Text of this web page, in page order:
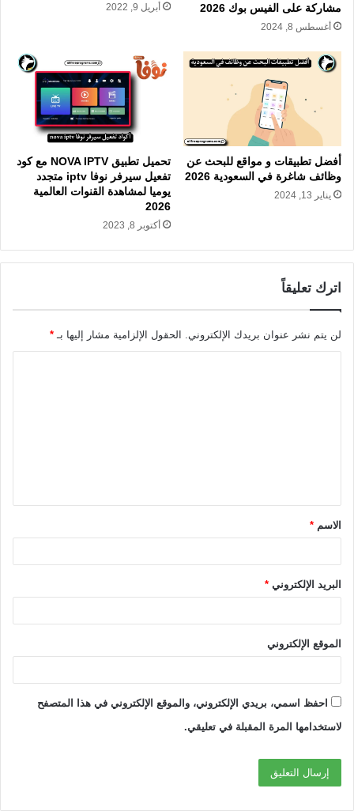
مشاركة على الفيس بوك 2026
أغسطس 8, 2024
أبريل 9, 2022
أفضل تطبيقات و مواقع للبحث عن
وظائف شاغرة في السعودية 2026
يناير 13, 2024
تحميل تطبيق NOVA IPTV مع كود
تفعيل سيرفر نوفا iptv متجدد
يوميا لمشاهدة القنوات العالمية
2026
أكتوبر 8, 2023
اترك تعليقاً
لن يتم نشر عنوان بريدك الإلكتروني. الحقول الإلزامية مشار إليها بـ *
ق
*الاسم *
البريد الإلكتروني *
الموقع الإلكتروني
احفظ اسمي، بريدي الإلكتروني، والموقع الإلكتروني في هذا المتصفح
لاستخدامها المرة المقبلة في تعليقي.